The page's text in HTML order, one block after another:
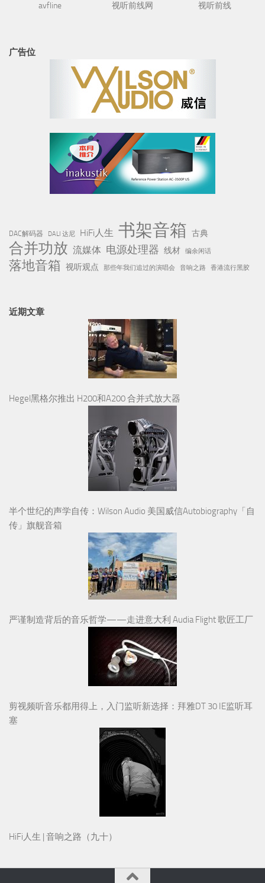
avfline 视听前线网 视听前线
广告位
DAC解码器 DALI 达尼 HiFi人生 书架音箱 古典
合并功放 流媒体 电源处理器 线材 编余闲话
落地音箱 视听观点 那些年我们追过的演唱会 音响之路 香港流行黑胶
近期文章
Hegel黑格尔推出 H200和A200 合并式放大器
半个世纪的声学自传：Wilson Audio 美国威信Autobiography「自
传」旗舰音箱
严谨制造背后的音乐哲学——走进意大利 Audia Flight 歌匠工厂
剪视频听音乐都用得上，入门监听新选择：拜雅DT 30 IE监听耳
塞
HiFi人生 | 音响之路（九十）